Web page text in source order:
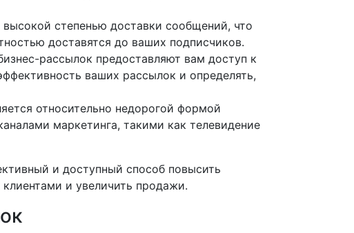
высокой степенью доставки сообщений, что
доставятся до ваших подписчиков.
рассылок предоставляют вам доступ к
ваших рассылок и определять,
относительно недорогой формой
маркетинга, такими как телевидение
и доступный способ повысить
и увеличить продажи.